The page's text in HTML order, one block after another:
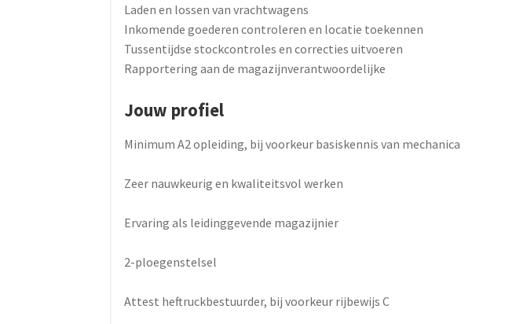
Laden en lossen van vrachtwagens
Inkomende goederen controleren en locatie toekennen
Tussentijdse stockcontroles en correcties uitvoeren
Rapportering aan de magazijnverantwoordelijke
Jouw profiel
Minimum A2 opleiding, bij voorkeur basiskennis van mechanica
Zeer nauwkeurig en kwaliteitsvol werken
Ervaring als leidinggevende magazijnier
2-ploegenstelsel
Attest heftruckbestuurder, bij voorkeur rijbewijs C